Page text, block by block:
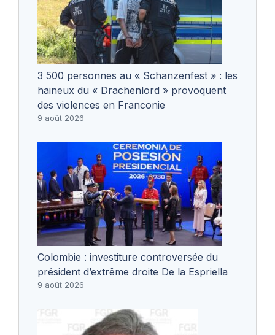
3 500 personnes au « Schanzenfest » : les
haineux du « Drachenlord » provoquent
des violences en Franconie
9 août 2026
Colombie : investiture controversée du
président d’extrême droite De la Espriella
9 août 2026